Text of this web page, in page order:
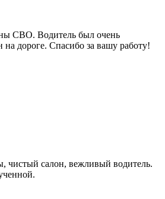
СВО. Водитель был очень
на дороге. Спасибо за вашу работу!
чистый салон, вежливый водитель.